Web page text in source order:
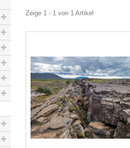
Zeige 1 - 1 von 1 Artikel